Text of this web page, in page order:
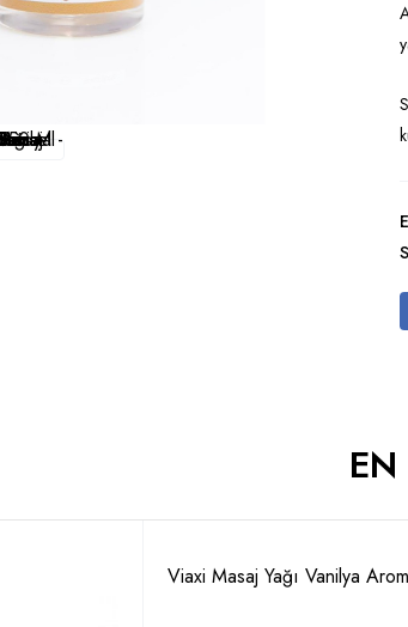
Viaxi Masaj Yağı Vanilya